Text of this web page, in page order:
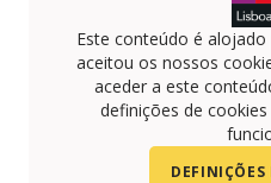
Este conteúdo é
aceitou os nossos
aceder a este
definições de
DEFINIÇÕES